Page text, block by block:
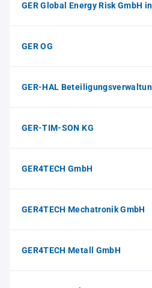
GER Global Energy Risk GmbH
GER OG
GER-HAL
GER-TIM-SON KG
GER4TECH GmbH
GER4TECH Mechatronik GmbH
GER4TECH Metall GmbH